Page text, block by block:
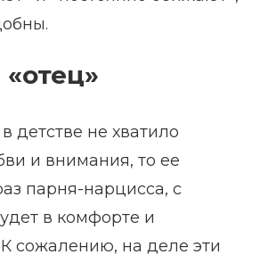
детстве не хватило
и внимания, то ее
парня-нарцисса, с
в комфорте и
К сожалению, на деле эти